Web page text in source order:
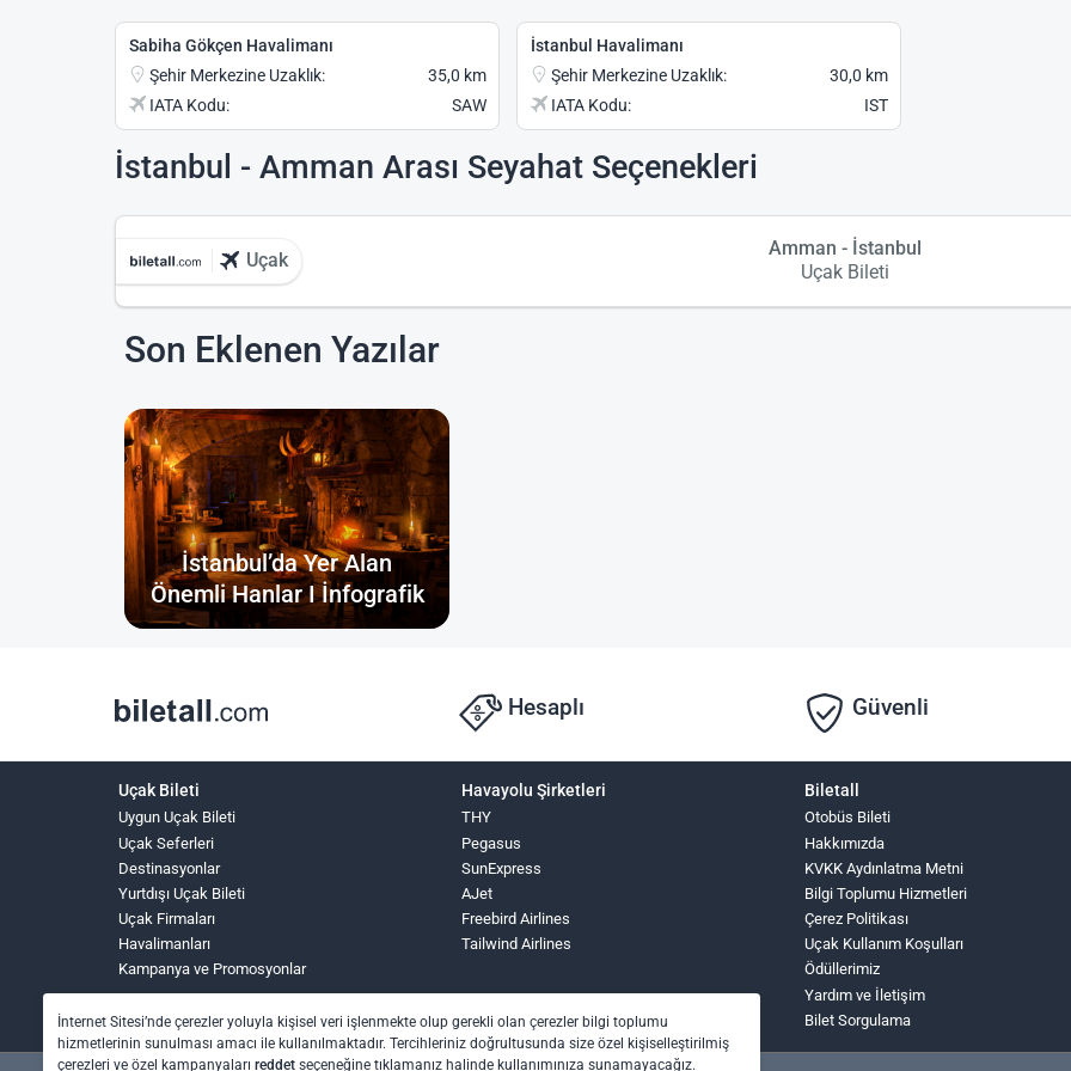
Sabiha Gökçen Havalimanı
Şehir Merkezine Uzaklık:
35,0 km
IATA Kodu:
SAW
İstanbul Havalimanı
Şehir Merkezine Uzaklık:
30,0 km
IATA Kodu:
IST
İstanbul - Amman Arası Seyahat Seçenekleri
Uçak
Amman - İstanbul
Uçak Bileti
Son Eklenen Yazılar
İstanbul’da Yer Alan
Önemli Hanlar I İnfografik
Hesaplı Güvenli
Uçak Bileti
Uygun Uçak Bileti
Uçak Seferleri
Destinasyonlar
Yurtdışı Uçak Bileti
Uçak Firmaları
Havalimanları
Kampanya ve Promosyonlar
Havayolu Şirketleri
THY
Pegasus
SunExpress
AJet
Freebird Airlines
Tailwind Airlines
Biletall
Otobüs Bileti
Hakkımızda
KVKK Aydınlatma Metni
Bilgi Toplumu Hizmetleri
Çerez Politikası
Uçak Kullanım Koşulları
Ödüllerimiz
Yardım ve İletişim
Bilet Sorgulama
İnternet Sitesi’nde çerezler yoluyla kişisel veri işlenmekte olup gerekli olan çerezler bilgi toplumu
hizmetlerinin sunulması amacı ile kullanılmaktadır. Tercihleriniz doğrultusunda size özel kişiselleştirilmiş
çerezleri ve özel kampanyaları reddet seçeneğine tıklamanız halinde kullanımınıza sunamayacağız.